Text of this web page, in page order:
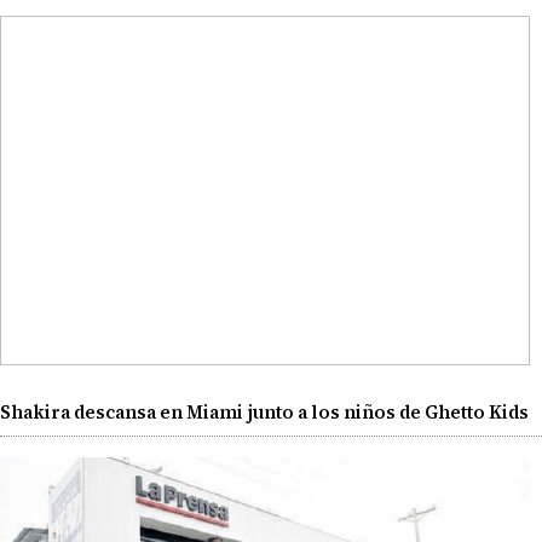
Shakira descansa en Miami junto a los niños de Ghetto Kids